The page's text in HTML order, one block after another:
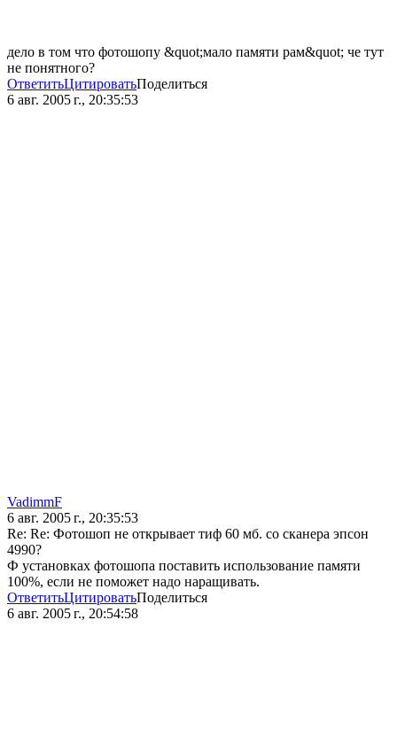
дело в том что фотошопу &quot;мало памяти рам&quot; че тут
не понятного?
ОтветитьЦитироватьПоделиться
6 авг. 2005 г., 20:35:53
VadimmF
6 авг. 2005 г., 20:35:53
Re: Re: Фотошоп не открывает тиф 60 мб. со сканера эпсон
4990?
Ф установках фотошопа поставить использование памяти
100%, если не поможет надо наращивать.
ОтветитьЦитироватьПоделиться
6 авг. 2005 г., 20:54:58